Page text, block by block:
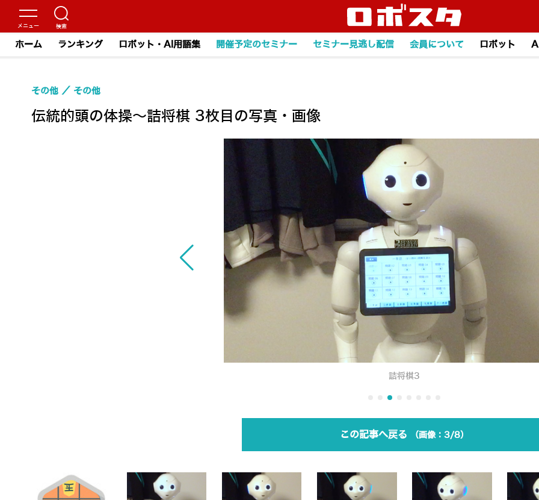
ホーム ランキング ロボット・AI用語集 開催予定のセミナー セミナー見逃し配信 会員について ロボット
伝統的頭の体操～詰将棋 3枚目の写真・画像
その他 その他
詰将棋3
この記事へ戻る 3/8